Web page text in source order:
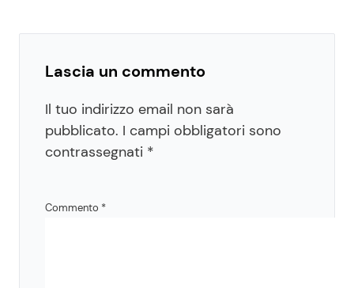
Lascia un commento
Il tuo indirizzo email non sarà
pubblicato. I campi obbligatori sono
contrassegnati *
Commento *